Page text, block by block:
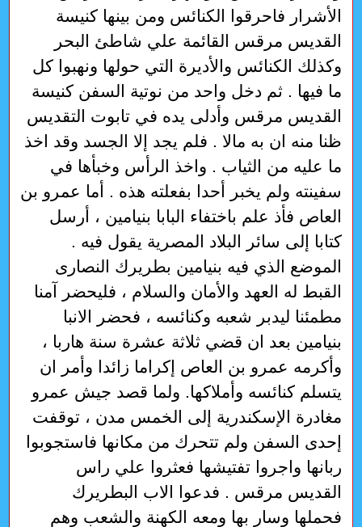
الأشرار فاحرقوا الكنائس ومن بينها كنيسة
القديس مرقس القائمة علي شاطئ البحر
وكذلك الكنائس والأديرة التي حولها ونهبوا كل
ما فيها . ثم دخل واحد من نوتية السفن كنيسة
القديس مرقس وأدلى يده في تابوت التقديس
ظنا منه ان به مالا . فلم يجد إلا الجسد وقد اخذ
ما عليه من الثياب . واخذ الرأس وخبأها في
سفينته ولم يخبر أحدا بفعلته هذه . أما عمرو بن
العاص فأذ علم باختفاء البابا بنيامين ، أرسل
كتابا إلى سائر البلاد المصرية يقول فيه .
الموضع الذي فيه بنيامين بطريرك النصارى
القبط له العهد والأمان والسلام ، فليحضر آمنا
مطمئنا ليدبر شعبه وكنائسه ، فحضر الانبا
بنيامين بعد ان قضي ثلاثة عشرة سنة هاربا ،
وأكرمه عمرو بن العاص إكراما زائدا وأمر ان
يتسلم كنائسه وأملاكها. ولما قصد جيش عمرو
مغادرة الإسكندرية إلى الخمس مدن ، توقفت
إحدى السفن ولم تتحرك من مكانها فاستجوبوا
ربانها واجروا تفتيشها فعثروا علي راس
القديس مرقس . فدعوا الاب البطريرك
فحملها وسار بها ومعه الكهنة والشعب وهم